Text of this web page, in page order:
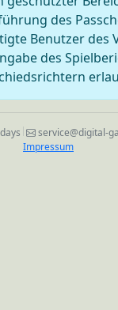
des
Benutzer des
des
service@digital-
Impressum